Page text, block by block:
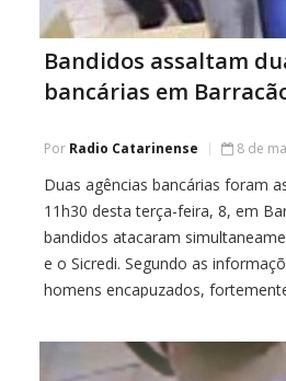
Bandidos assaltam
bancárias em
Por Radio Catarinense 8 de
Duas agências bancárias foram
11h30 desta terça-feira, 8, em
bandidos atacaram
e o Sicredi. Segundo as
homens encapuzados,
Astra prata sedan. Ninguém
seguiram